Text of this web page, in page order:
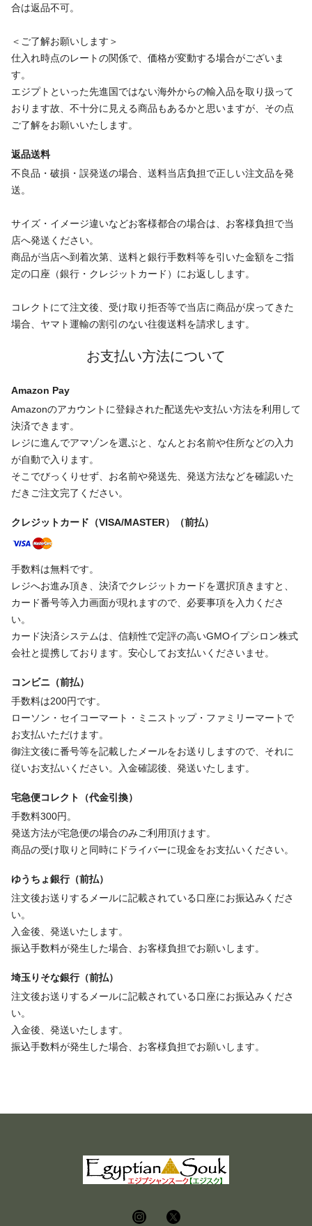
合は返品不可。
＜ご了解お願いします＞
仕入れ時点のレートの関係で、価格が変動する場合がございま
す。
エジプトといった先進国ではない海外からの輸入品を取り扱って
おります故、不十分に見える商品もあるかと思いますが、その点
ご了解をお願いいたします。
返品送料
不良品・破損・誤発送の場合、送料当店負担で正しい注文品を発
送。
サイズ・イメージ違いなどお客様都合の場合は、お客様負担で当
店へ発送ください。
商品が当店へ到着次第、送料と銀行手数料等を引いた金額をご指
定の口座（銀行・クレジットカード）にお返しします。
コレクトにて注文後、受け取り拒否等で当店に商品が戻ってきた
場合、ヤマト運輸の割引のない往復送料を請求します。
お支払い方法について
Amazon Pay
Amazonのアカウントに登録された配送先や支払い方法を利用して
決済できます。
レジに進んでアマゾンを選ぶと、なんとお名前や住所などの入力
が自動で入ります。
そこでびっくりせず、お名前や発送先、発送方法などを確認いた
だきご注文完了ください。
クレジットカード（VISA/MASTER）（前払）
手数料は無料です。
レジへお進み頂き、決済でクレジットカードを選択頂きますと、
カード番号等入力画面が現れますので、必要事項を入力くださ
い。
カード決済システムは、信頼性で定評の高いGMOイプシロン株式
会社と提携しております。安心してお支払いくださいませ。
コンビニ（前払）
手数料は200円です。
ローソン・セイコーマート・ミニストップ・ファミリーマートで
お支払いただけます。
御注文後に番号等を記載したメールをお送りしますので、それに
従いお支払いください。入金確認後、発送いたします。
宅急便コレクト（代金引換）
手数料300円。
発送方法が宅急便の場合のみご利用頂けます。
商品の受け取りと同時にドライバーに現金をお支払いください。
ゆうちょ銀行（前払）
注文後お送りするメールに記載されている口座にお振込みくださ
い。
入金後、発送いたします。
振込手数料が発生した場合、お客様負担でお願いします。
埼玉りそな銀行（前払）
注文後お送りするメールに記載されている口座にお振込みくださ
い。
入金後、発送いたします。
振込手数料が発生した場合、お客様負担でお願いします。